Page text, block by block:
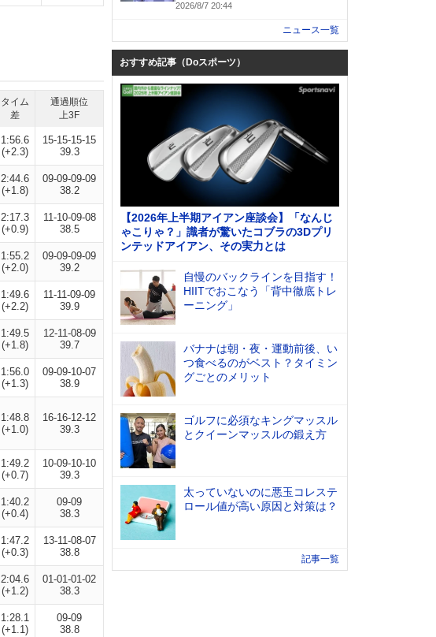
タイム
差
通過順位
上3F
1:56.6
(+2.3)
15-15-15-15
39.3
2:44.6
(+1.8)
09-09-09-09
38.2
2:17.3
(+0.9)
11-10-09-08
38.5
1:55.2
(+2.0)
09-09-09-09
39.2
1:49.6
(+2.2)
11-11-09-09
39.9
1:49.5
(+1.8)
12-11-08-09
39.7
1:56.0
(+1.3)
09-09-10-07
38.9
1:48.8
(+1.0)
16-16-12-12
39.3
1:49.2
(+0.7)
10-09-10-10
39.3
1:40.2
(+0.4)
09-09
38.3
1:47.2
(+0.3)
13-11-08-07
38.8
2:04.6
(+1.2)
01-01-01-02
38.3
1:28.1
(+1.1)
09-09
38.8
2026/8/7 20:44
ニュース一覧
おすすめ記事（Doスポーツ）
【2026年上半期アイアン座談会】「なんじ
ゃこりゃ？」識者が驚いたコブラの3Dプリ
ンテッドアイアン、その実力とは
自慢のバックラインを目指す！
HIITでおこなう「背中徹底トレ
ーニング」
バナナは朝・夜・運動前後、い
つ食べるのがベスト？タイミン
グごとのメリット
ゴルフに必須なキングマッスル
とクイーンマッスルの鍛え方
太っていないのに悪玉コレステ
ロール値が高い原因と対策は？
記事一覧